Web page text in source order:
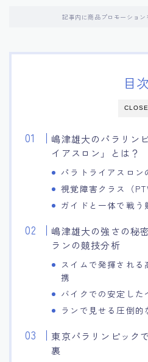
記事内に商品プロモーショ
CLOSE
目次
嶋津雄大のパラリン
イアスロン」とは？
パラトライアスロン
視覚障害クラス（
ガイドと一体で戦う
嶋津雄大の強さの秘
ランの競技分析
スイムで発揮され
携
バイクでの安定した
ランで見せる圧倒的
東京パラリンピック
裏